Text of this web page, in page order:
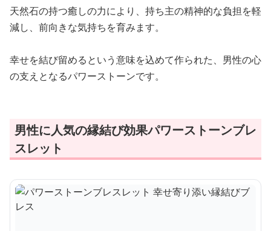
天然石の持つ癒しの力により、持ち主の精神的な負担を軽
減し、前向きな気持ちを育みます。
幸せを結び留めるという意味を込めて作られた、男性の心
の支えとなるパワーストーンです。
男性に人気の縁結び効果パワーストーンブレ
スレット